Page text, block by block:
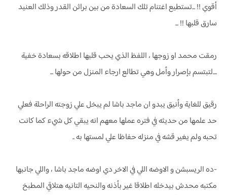
أقوي !! ...تستطيع اغتنام تلك السعادة من بين براثن القدر وذلك العنيد
سارق قلبها !! ...
رمقت محمد او زوجها ، اللفظ الذي يحب قلبها اطلاقه بسعادة خفية
....لتبتسم بإصرار وأمل وهي تطالع ارجاء المنزل من حولها ...
رقيق للغاية وأنيق يبدو ان ماجد باشا لم يبخل علي زوجته الراحلة فعلي
حد علمها من حديثه في فتره عملها معهم انه يبقي كل شيء كما كانت
تحبه ولم يغير قشه في منزله حفاظا علي لمستها به ..
-ده الريسبشن و الاوضه اللي في الاخر دي اوضه ماجد باشا ، واللي جانبها
مكتبه محدش بيدخله اطلاقا غير بأذنه والنحيه التانيه هتلاقي المطبخ